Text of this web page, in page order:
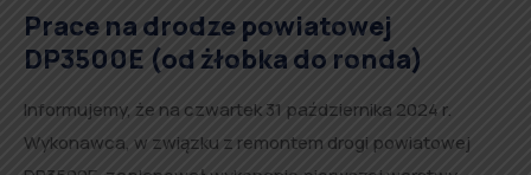
Prace na drodze powiatowej
DP3500E (od żłobka do ronda)
Informujemy, że na czwartek 31 października 2024 r.
Wykonawca, w związku z remontem drogi powiatowej